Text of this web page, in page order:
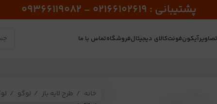
پشتیبانی : 02166102619 - 09366119082
تصاویرآیکونفونتکالای دیجیتالفروشگاهتماس با ما
خانه طرح لایه باز لوگو